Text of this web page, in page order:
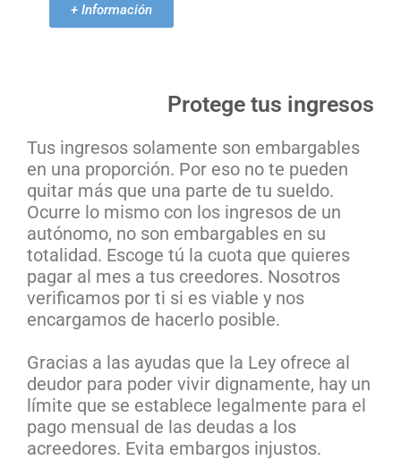
+ Información
Protege tus ingresos
Tus ingresos solamente son embargables
en una proporción. Por eso no te pueden
quitar más que una parte de tu sueldo.
Ocurre lo mismo con los ingresos de un
autónomo, no son embargables en su
totalidad. Escoge tú la cuota que quieres
pagar al mes a tus creedores. Nosotros
verificamos por ti si es viable y nos
encargamos de hacerlo posible.
Gracias a las ayudas que la Ley ofrece al
deudor para poder vivir dignamente, hay un
límite que se establece legalmente para el
pago mensual de las deudas a los
acreedores. Evita embargos injustos.